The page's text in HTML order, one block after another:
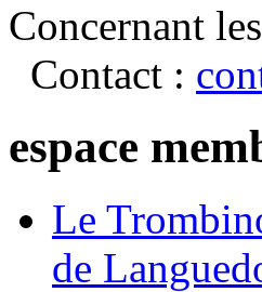
Concernant
Contact :
espace
Le
de